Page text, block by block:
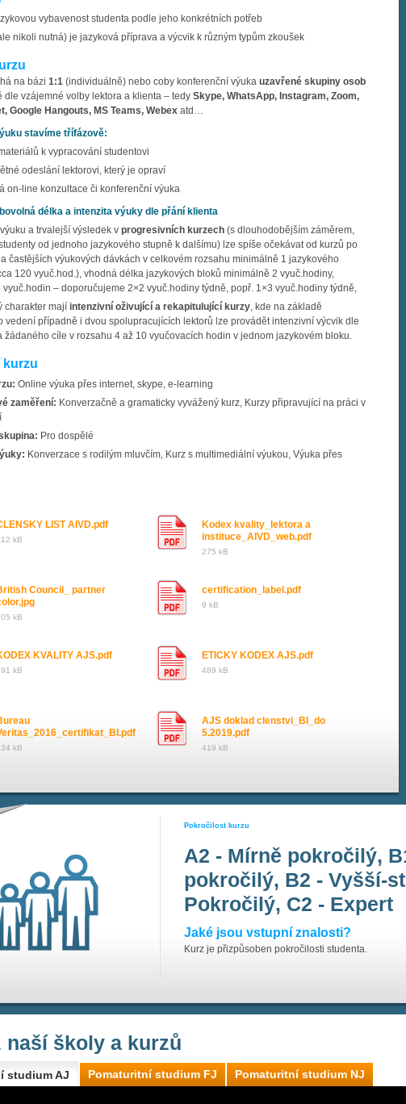
vybavenost studenta podle jeho konkrétních potřeb
nikoli nutná) je jazyková příprava a výcvik k různým typům zkoušek
na bázi 1:1 (individuálně) nebo coby konferenční výuka uzavřené skupiny osob
dle vzájemné volby lektora a klienta – tedy Skype, WhatsApp, Instagram, Zoom,
Google Hangouts, MS Teams, Webex atd…
stavíme třífázově:
k vypracování studentovi
odeslání lektorovi, který je opraví
on-line konzultace či konferenční výuka
délka a intenzita výuky dle přání klienta
a trvalejší výsledek v progresivních kurzech (s dlouhodobějším záměrem,
od jednoho jazykového stupně k dalšímu) lze spíše očekávat od kurzů po
častějších výukových dávkách v celkovém rozsahu minimálně 1 jazykového
120 vyuč.hod.), vhodná délka jazykových bloků minimálně 2 vyuč.hodiny,
vyuč.hodin – doporučujeme 2×2 vyuč.hodiny týdně, popř. 1×3 vyuč.hodiny týdně,
charakter mají intenzivní oživující a rekapitulující kurzy, kde na základě
vedení případně i dvou spolupracujících lektorů lze provádět intenzivní výcvik dle
žádaného cíle v rozsahu 4 až 10 vyučovacích hodin v jednom jazykovém bloku.
kurzu
Online výuka přes internet, skype, e-learning
zaměření: Konverzačně a gramaticky vyvážený kurz, Kurzy připravující na práci v
Pro dospělé
Konverzace s rodilým mluvčím, Kurz s multimediální výukou, Výuka přes
LIST AIVD.pdf
kB
Kodex kvality_lektora a
instituce_AIVD_web.pdf
275 kB
Council_ partner
kB
certification_label.pdf
9 kB
KVALITY AJS.pdf
kB
ETICKY KODEX AJS.pdf
489 kB
kB
AJS doklad clenstvi_BI_do
5.2019.pdf
419 kB
Pokročilost kurzu
A2 - Mírně pokročilý,
pokročilý, B2 - Vyšší-
Pokročilý, C2 - Expert
Jaké jsou vstupní znalosti?
Kurz je přizpůsoben pokročilosti studenta.
naší školy a kurzů
studium AJ Pomaturitní studium FJ Pomaturitní studium NJ